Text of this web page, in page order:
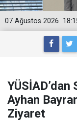
07 Ağustos 2026
Ayhan
Ziyaret